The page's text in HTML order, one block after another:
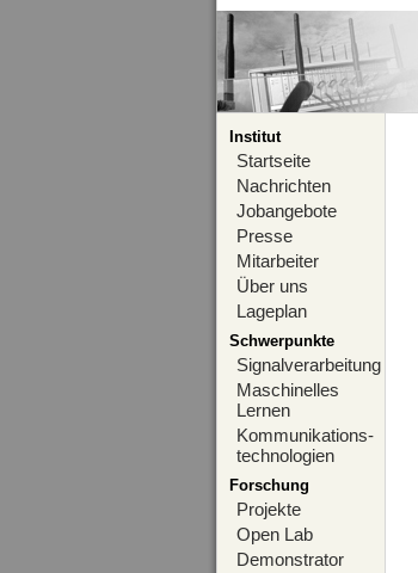
Institut
Startseite
Nachrichten
Jobangebote
Presse
Mitarbeiter
Über uns
Lageplan
Schwerpunkte
Signalverarbeitung
Maschinelles
Lernen
Kommunikations-
technologien
Forschung
Projekte
Open Lab
Demonstrator